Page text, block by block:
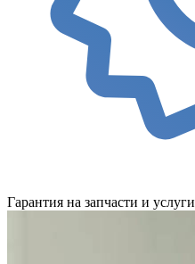
Гарантия на запчасти и услуги